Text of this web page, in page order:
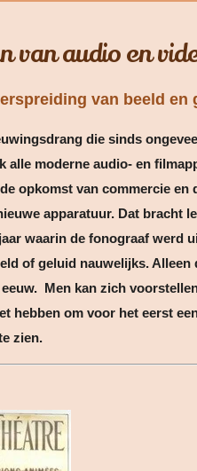
van audio en
van beeld en
die sinds
alle moderne audio- en
opkomst van commercie en
apparatuur. Dat bracht
waarin de fonograaf werd
of geluid nauwelijks.
Men kan zich
hebben om voor het eerst
zien.